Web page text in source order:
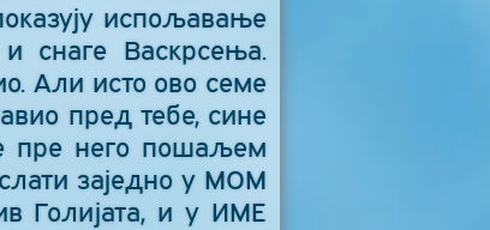
испољавање
снаге Васкрсења.
Али исто ово семе
пред тебе, сине
пре него пошаљем
заједно у МОМ
Голијата, и у ИМЕ